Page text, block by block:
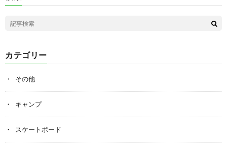
カテゴリー
その他
キャンプ
スケートボード